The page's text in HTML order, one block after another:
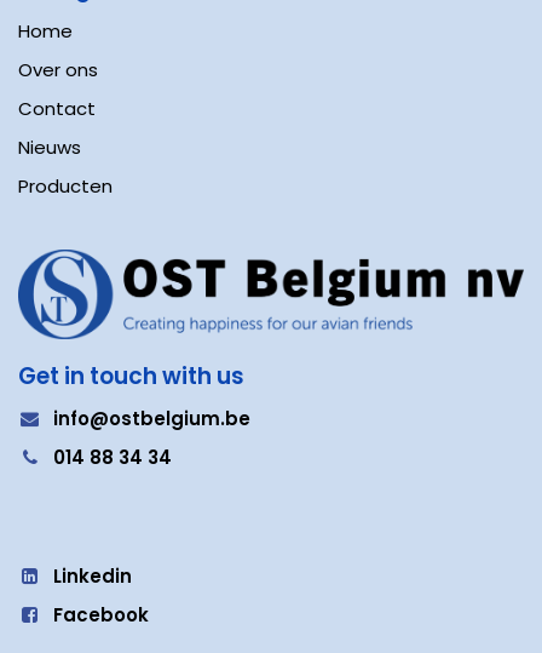
Home
Over ons
Contact
Nieuws
Producten
Get in touch with us
info@ostbelgium.be
014 88 34 34
Linkedin
Facebook